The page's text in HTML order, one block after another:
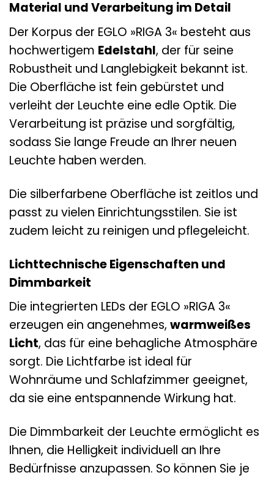
Material und Verarbeitung im Detail
Der Korpus der EGLO »RIGA 3« besteht aus
hochwertigem Edelstahl, der für seine
Robustheit und Langlebigkeit bekannt ist.
Die Oberfläche ist fein gebürstet und
verleiht der Leuchte eine edle Optik. Die
Verarbeitung ist präzise und sorgfältig,
sodass Sie lange Freude an Ihrer neuen
Leuchte haben werden.
Die silberfarbene Oberfläche ist zeitlos und
passt zu vielen Einrichtungsstilen. Sie ist
zudem leicht zu reinigen und pflegeleicht.
Lichttechnische Eigenschaften und
Dimmbarkeit
Die integrierten LEDs der EGLO »RIGA 3«
erzeugen ein angenehmes, warmweißes
Licht, das für eine behagliche Atmosphäre
sorgt. Die Lichtfarbe ist ideal für
Wohnräume und Schlafzimmer geeignet,
da sie eine entspannende Wirkung hat.
Die Dimmbarkeit der Leuchte ermöglicht es
Ihnen, die Helligkeit individuell an Ihre
Bedürfnisse anzupassen. So können Sie je